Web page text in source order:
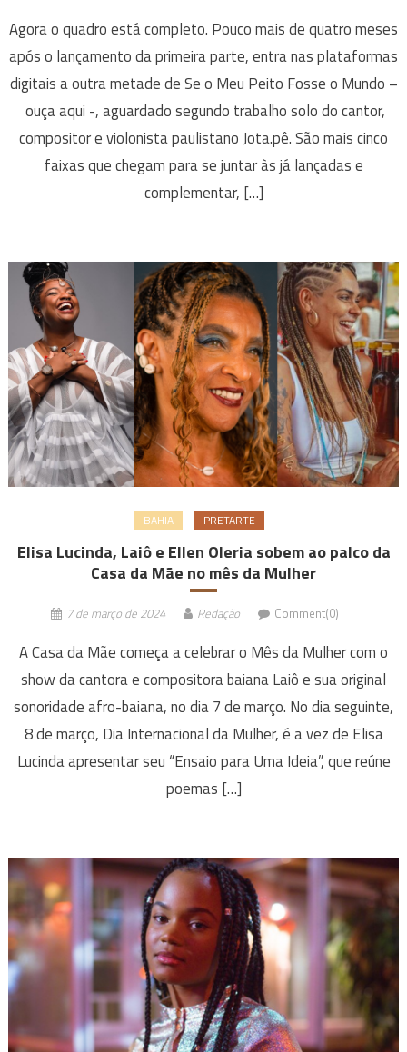
Agora o quadro está completo. Pouco mais de quatro meses
após o lançamento da primeira parte, entra nas plataformas
digitais a outra metade de Se o Meu Peito Fosse o Mundo –
ouça aqui -, aguardado segundo trabalho solo do cantor,
compositor e violonista paulistano Jota.pê. São mais cinco
faixas que chegam para se juntar às já lançadas e
complementar, […]
BAHIA PRETARTE
Elisa Lucinda, Laiô e Ellen Oleria sobem ao palco da
Casa da Mãe no mês da Mulher
7 de março de 2024 Redação Comment(0)
A Casa da Mãe começa a celebrar o Mês da Mulher com o
show da cantora e compositora baiana Laiô e sua original
sonoridade afro-baiana, no dia 7 de março. No dia seguinte,
8 de março, Dia Internacional da Mulher, é a vez de Elisa
Lucinda apresentar seu “Ensaio para Uma Ideia”, que reúne
poemas […]